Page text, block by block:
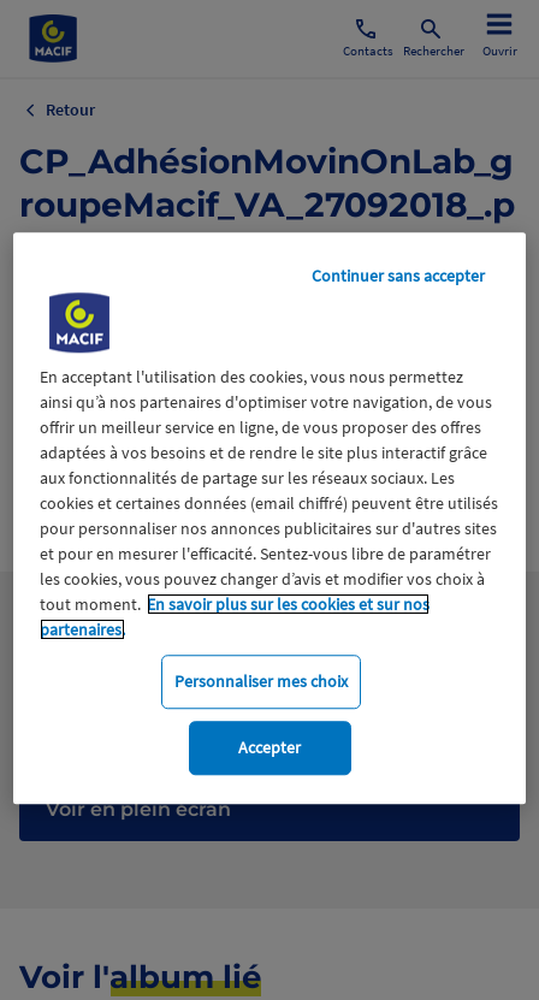
Contacts Rechercher Ouvrir
Retour
CP_AdhésionMovinOnLab_g
roupeMacif_VA_27092018_.p
21 novembre 2018
Mobilité Innovation
Certifié avecWiztrust
trusted
sources
Tous droits réservés
Télécharger le fichier
Voir en plein écran
Voir l'album lié
En acceptant l'utilisation des cookies, vous nous permettez
ainsi qu’à nos partenaires d'optimiser votre navigation, de vous
offrir un meilleur service en ligne, de vous proposer des offres
adaptées à vos besoins et de rendre le site plus interactif grâce
aux fonctionnalités de partage sur les réseaux sociaux. Les
cookies et certaines données (email chiffré) peuvent être utilisés
pour personnaliser nos annonces publicitaires sur d'autres sites
et pour en mesurer l'efficacité. Sentez-vous libre de paramétrer
les cookies, vous pouvez changer d’avis et modifier vos choix à
tout moment. En savoir plus sur les cookies et sur nos
partenaires.
Personnaliser mes choix
Continuer sans accepter
Accepter